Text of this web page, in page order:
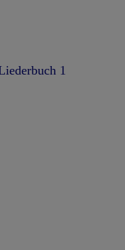
1